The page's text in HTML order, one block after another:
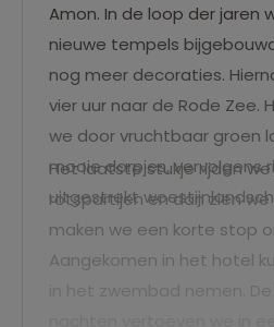
Amon. In de loop der jaren
nieuwe tempels
nog meer decoraties.
vier uur naar de Rode Zee.
we door vruchtbaar groen
mooie dorpjes, vervolgens
uitgestrekt
Het laatste stukje rijden
rotspartijen en dan zien
maken we een korte stop
Aangekomen in het hotel